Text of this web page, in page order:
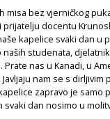
misa bez vjerničkog
prijatelju docentu
kapelice svaki dan u
studenata,
nas u Kanadi, u
nam se s
zapravo je samo
svaki dan nosimo u